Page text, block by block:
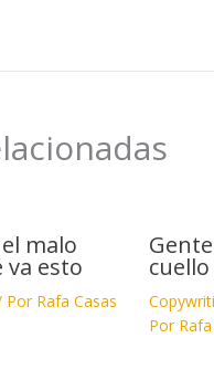
malo
va esto
Por Rafa Casas
cuello
Por